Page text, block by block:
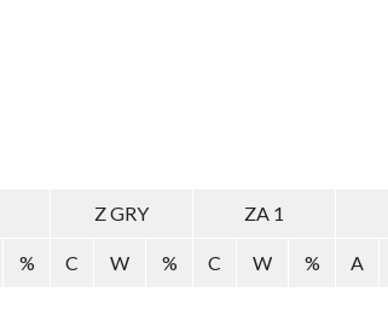
Z GRY ZA 1
% C W % C W % A